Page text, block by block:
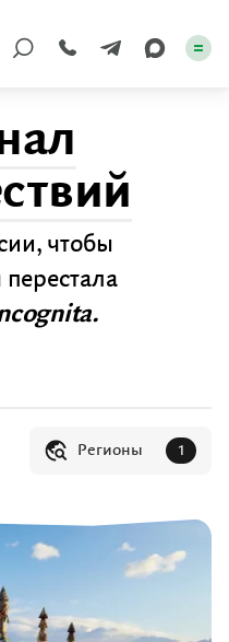
чтобы
Регионы 1